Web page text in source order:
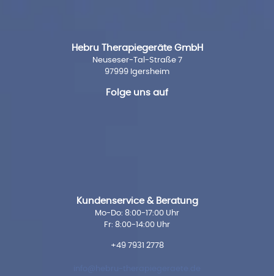
Hebru Therapiegeräte GmbH
Neuseser-Tal-Straße 7
97999 Igersheim
Folge uns auf
Kundenservice & Beratung
Mo-Do: 8:00-17:00 Uhr
Fr: 8:00-14:00 Uhr
+49 7931 2778